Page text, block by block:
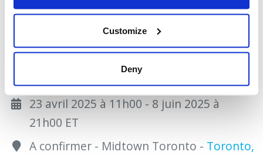
Customize
Deny
23 avril 2025 à 11h00 - 8 juin 2025 à
21h00 ET
A confirmer - Midtown Toronto - Toronto,